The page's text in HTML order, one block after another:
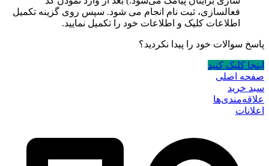
فعالسازی، ثبت نام انجام می شود. سپس روی گزینه تکمیل
اطلاعات کلیک و اطلاعات خود را تکمیل نمایید.
پاسخ سوالات خود را پیدا نکردید؟
اینجا کلیک کنید
صفحه اصلی
سبد خرید
علاقه‌مندی‌ها
اعلانات